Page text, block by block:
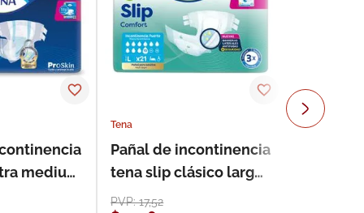
medium
Tena
Pañal de incontinencia
tena slip clásico large
21 unidades
PVP:17,52